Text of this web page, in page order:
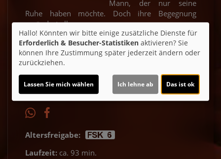
Mann, der nur seine
Ruhe haben möchte. Doch ihre Begegnung
verändert alles.
Ticket-Alarm
Altersfreigabe:
Laufzeit: ca. 93 min.
Hallo! Könnten wir bitte einige zusätzliche Dienste für
Erforderlich & Besucher-Statistiken aktivieren? Sie
können Ihre Zustimmung später jederzeit ändern oder
zurückziehen.
Lassen Sie mich wählen Ich lehne ab Das ist ok